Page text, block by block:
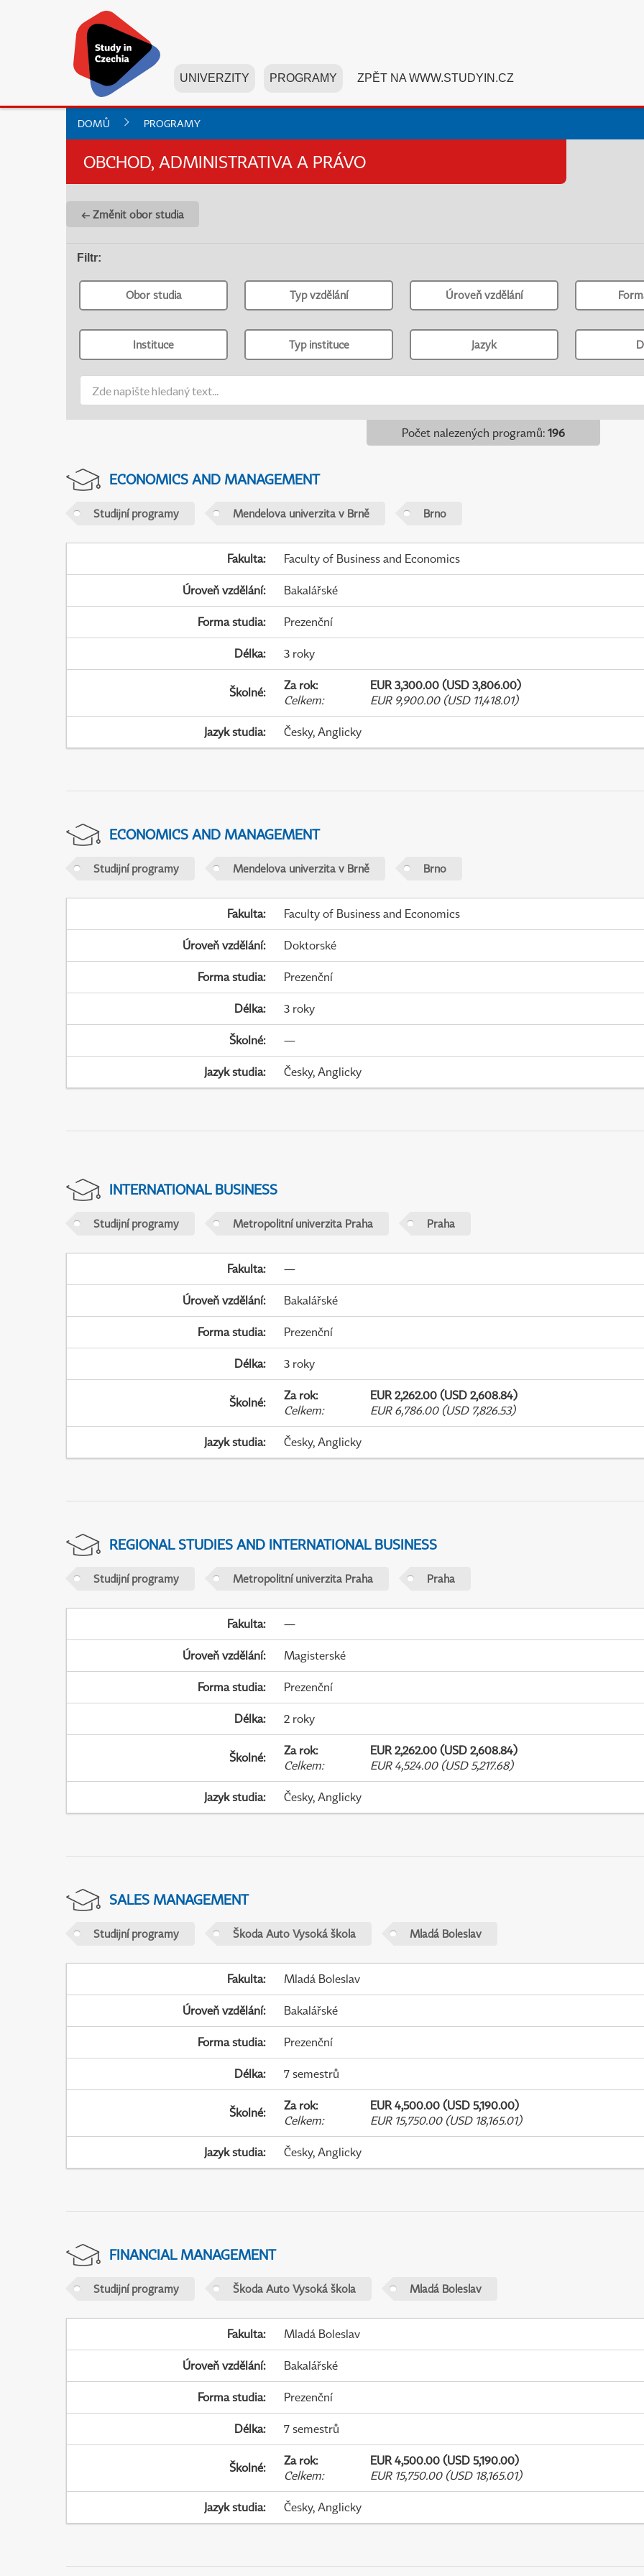
UNIVERZITY PROGRAMY ZPĚT NA WWW.STUDYIN.CZ
DOMŮ PROGRAMY
OBCHOD, ADMINISTRATIVA A PRÁVO
← Změnit obor studia
Filtr:
Obor studia Typ vzdělání Úroveň vzdělání
Instituce Typ instituce Jazyk
Počet nalezených programů: 196
ECONOMICS AND MANAGEMENT
Studijní programy Mendelova univerzita v Brně Brno
Fakulta: Faculty of Business and Economics
Úroveň vzdělání: Bakalářské
Forma studia: Prezenční
Délka: 3 roky
Školné: Za rok:
EUR 3,300.00 (USD 3,806.00)
Celkem: EUR 9,900.00 (USD 11,418.01)
Jazyk studia: Česky, Anglicky
ECONOMICS AND MANAGEMENT
Studijní programy Mendelova univerzita v Brně Brno
Fakulta: Faculty of Business and Economics
Úroveň vzdělání: Doktorské
Forma studia: Prezenční
Délka: 3 roky
Školné: —
Jazyk studia: Česky, Anglicky
INTERNATIONAL BUSINESS
Studijní programy Metropolitní univerzita Praha Praha
Fakulta: —
Úroveň vzdělání: Bakalářské
Forma studia: Prezenční
Délka: 3 roky
Školné: Za rok:
EUR 2,262.00 (USD 2,608.84)
Celkem: EUR 6,786.00 (USD 7,826.53)
Jazyk studia: Česky, Anglicky
REGIONAL STUDIES AND INTERNATIONAL BUSINESS
Studijní programy Metropolitní univerzita Praha Praha
Fakulta: —
Úroveň vzdělání: Magisterské
Forma studia: Prezenční
Délka: 2 roky
Školné: Za rok:
EUR 2,262.00 (USD 2,608.84)
Celkem: EUR 4,524.00 (USD 5,217.68)
Jazyk studia: Česky, Anglicky
SALES MANAGEMENT
Studijní programy Škoda Auto Vysoká škola Mladá Boleslav
Fakulta: Mladá Boleslav
Úroveň vzdělání: Bakalářské
Forma studia: Prezenční
Délka: 7 semestrů
Školné: Za rok:
EUR 4,500.00 (USD 5,190.00)
Celkem: EUR 15,750.00 (USD 18,165.01)
Jazyk studia: Česky, Anglicky
FINANCIAL MANAGEMENT
Studijní programy Škoda Auto Vysoká škola Mladá Boleslav
Fakulta: Mladá Boleslav
Úroveň vzdělání: Bakalářské
Forma studia: Prezenční
Délka: 7 semestrů
Školné: Za rok:
EUR 4,500.00 (USD 5,190.00)
Celkem: EUR 15,750.00 (USD 18,165.01)
Jazyk studia: Česky, Anglicky